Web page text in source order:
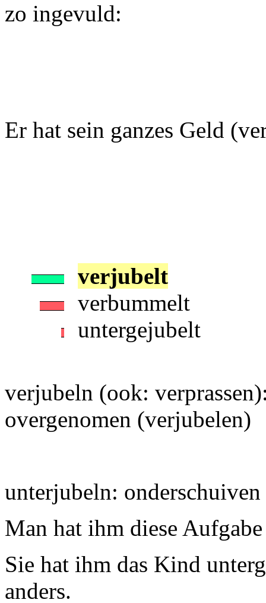
zo ingevuld:
Er hat sein ganzes Geld
verjubelt
verbummelt
untergejubelt
verjubeln (ook:
overgenomen (verjubelen)
unterjubeln: onderschuiven
Man hat ihm diese
Sie hat ihm das Kind
anders.